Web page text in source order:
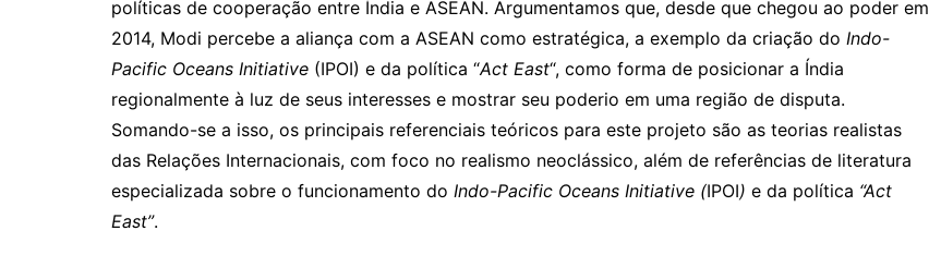
políticas de cooperação entre Índia e ASEAN. Argumentamos que, desde que chegou ao poder em
2014, Modi percebe a aliança com a ASEAN como estratégica, a exemplo da criação do Indo-
Pacific Oceans Initiative (IPOI) e da política “Act East“, como forma de posicionar a Índia
regionalmente à luz de seus interesses e mostrar seu poderio em uma região de disputa.
Somando-se a isso, os principais referenciais teóricos para este projeto são as teorias realistas
das Relações Internacionais, com foco no realismo neoclássico, além de referências de literatura
especializada sobre o funcionamento do Indo-Pacific Oceans Initiative (IPOI) e da política “Act
East”.